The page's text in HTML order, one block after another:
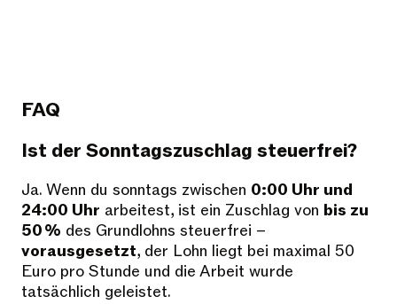
FAQ
Ist der Sonntagszuschlag steuerfrei?
Ja. Wenn du sonntags zwischen 0:00 Uhr und
24:00 Uhr arbeitest, ist ein Zuschlag von bis zu
50 % des Grundlohns steuerfrei –
vorausgesetzt, der Lohn liegt bei maximal 50
Euro pro Stunde und die Arbeit wurde
tatsächlich geleistet.